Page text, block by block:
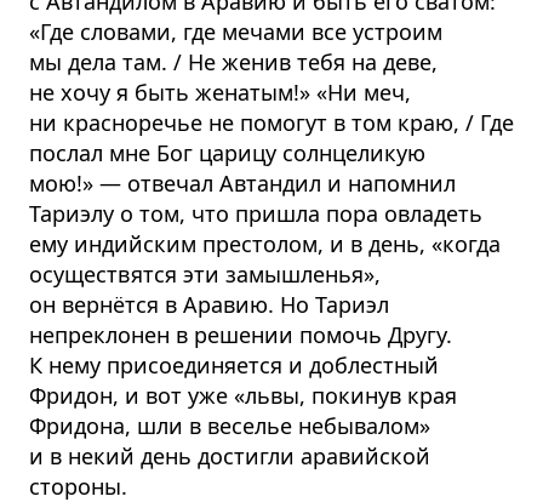
«Где словами, где мечами все устроим
мы дела там. / Не женив тебя на деве,
не хочу я быть женатым!» «Ни меч,
ни красноречье не помогут в том краю, / Где
послал мне Бог царицу солнцеликую
мою!» — отвечал Автандил и напомнил
Тариэлу о том, что пришла пора овладеть
ему индийским престолом, и в день, «когда
осуществятся эти замышленья»,
он вернётся в Аравию. Но Тариэл
непреклонен в решении помочь Другу.
К нему присоединяется и доблестный
Фридон, и вот уже «львы, покинув края
Фридона, шли в веселье небывалом»
и в некий день достигли аравийской
стороны.